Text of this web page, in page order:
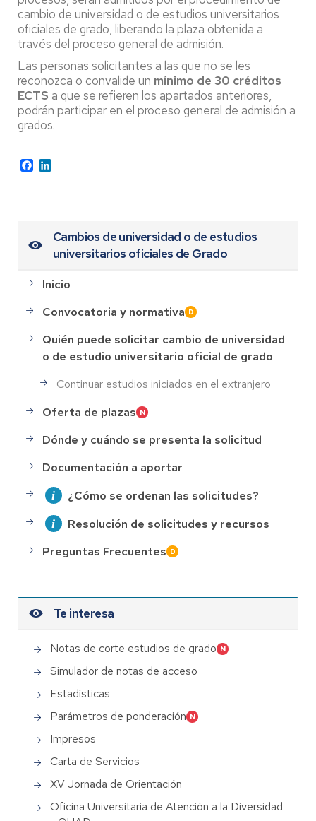
cambio de universidad o de estudios universitarios
oficiales de grado, liberando la plaza obtenida a
través del proceso general de admisión.
Las personas solicitantes a las que no se les
reconozca o convalide un mínimo de 30 créditos
ECTS a que se refieren los apartados anteriores,
podrán participar en el proceso general de admisión a
grados.
Facebook
Cambios de universidad o de estudios
universitarios oficiales de Grado
Inicio
Convocatoria y normativa
Quién puede solicitar cambio de universidad
o de estudio universitario oficial de grado
Continuar estudios iniciados en el extranjero
Oferta de plazas
Dónde y cuándo se presenta la solicitud
Documentación a aportar
¿Cómo se ordenan las solicitudes?
Resolución de solicitudes y recursos
Preguntas Frecuentes
Te interesa
Notas de corte estudios de grado
Simulador de notas de acceso
Estadísticas
Parámetros de ponderación
Impresos
Carta de Servicios
XV Jornada de Orientación
Oficina Universitaria de Atención a la Diversidad